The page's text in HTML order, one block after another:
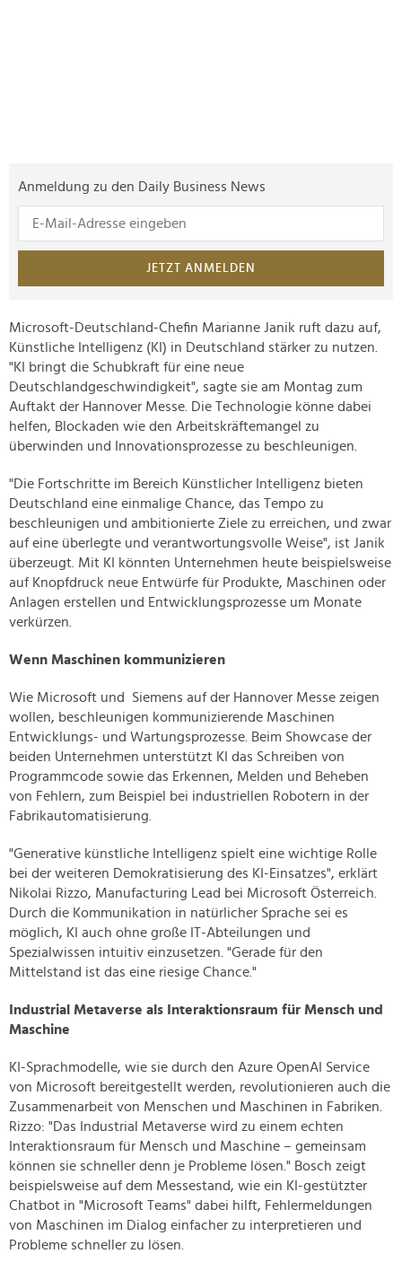
Anmeldung zu den Daily Business News
JETZT ANMELDEN
Microsoft-Deutschland-Chefin Marianne Janik ruft dazu auf,
Künstliche Intelligenz (KI) in Deutschland stärker zu nutzen.
"KI bringt die Schubkraft für eine neue
Deutschlandgeschwindigkeit", sagte sie am Montag zum
Auftakt der Hannover Messe. Die Technologie könne dabei
helfen, Blockaden wie den Arbeitskräftemangel zu
überwinden und Innovationsprozesse zu beschleunigen.
"Die Fortschritte im Bereich Künstlicher Intelligenz bieten
Deutschland eine einmalige Chance, das Tempo zu
beschleunigen und ambitionierte Ziele zu erreichen, und zwar
auf eine überlegte und verantwortungsvolle Weise", ist Janik
überzeugt. Mit KI könnten Unternehmen heute beispielsweise
auf Knopfdruck neue Entwürfe für Produkte, Maschinen oder
Anlagen erstellen und Entwicklungsprozesse um Monate
verkürzen.
Wenn Maschinen kommunizieren
Wie Microsoft und Siemens auf der Hannover Messe zeigen
wollen, beschleunigen kommunizierende Maschinen
Entwicklungs- und Wartungsprozesse. Beim Showcase der
beiden Unternehmen unterstützt KI das Schreiben von
Programmcode sowie das Erkennen, Melden und Beheben
von Fehlern, zum Beispiel bei industriellen Robotern in der
Fabrikautomatisierung.
"Generative künstliche Intelligenz spielt eine wichtige Rolle
bei der weiteren Demokratisierung des KI-Einsatzes", erklärt
Nikolai Rizzo, Manufacturing Lead bei Microsoft Österreich.
Durch die Kommunikation in natürlicher Sprache sei es
möglich, KI auch ohne große IT-Abteilungen und
Spezialwissen intuitiv einzusetzen. "Gerade für den
Mittelstand ist das eine riesige Chance."
Industrial Metaverse als Interaktionsraum für Mensch und
Maschine
KI-Sprachmodelle, wie sie durch den Azure OpenAI Service
von Microsoft bereitgestellt werden, revolutionieren auch die
Zusammenarbeit von Menschen und Maschinen in Fabriken.
Rizzo: "Das Industrial Metaverse wird zu einem echten
Interaktionsraum für Mensch und Maschine – gemeinsam
können sie schneller denn je Probleme lösen." Bosch zeigt
beispielsweise auf dem Messestand, wie ein KI-gestützter
Chatbot in "Microsoft Teams" dabei hilft, Fehlermeldungen
von Maschinen im Dialog einfacher zu interpretieren und
Probleme schneller zu lösen.